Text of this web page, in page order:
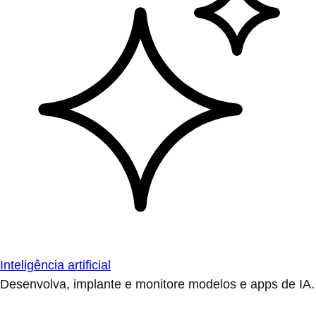
Inteligência artificial
Desenvolva, implante e monitore modelos e apps de IA.